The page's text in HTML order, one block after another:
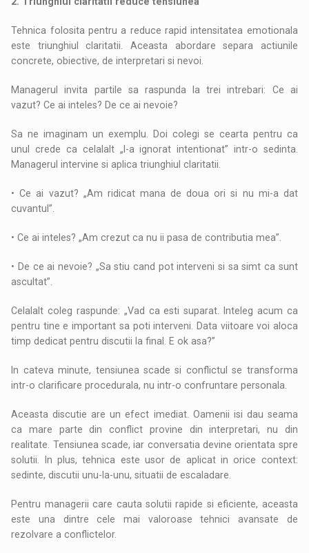
Tehnica folosita pentru a reduce rapid intensitatea emotionala
este triunghiul claritatii. Aceasta abordare separa actiunile
concrete, obiective, de interpretari si nevoi.
Managerul invita partile sa raspunda la trei intrebari: Ce ai
vazut? Ce ai inteles? De ce ai nevoie?
Sa ne imaginam un exemplu. Doi colegi se cearta pentru ca
unul crede ca celalalt „l-a ignorat intentionat” intr-o sedinta.
Managerul intervine si aplica triunghiul claritatii.
• Ce ai vazut? „Am ridicat mana de doua ori si nu mi-a dat
cuvantul”.
• Ce ai inteles? „Am crezut ca nu ii pasa de contributia mea”.
• De ce ai nevoie? „Sa stiu cand pot interveni si sa simt ca sunt
ascultat”.
Celalalt coleg raspunde: „Vad ca esti suparat. Inteleg acum ca
pentru tine e important sa poti interveni. Data viitoare voi aloca
timp dedicat pentru discutii la final. E ok asa?”
In cateva minute, tensiunea scade si conflictul se transforma
intr-o clarificare procedurala, nu intr-o confruntare personala.
Aceasta discutie are un efect imediat. Oamenii isi dau seama
ca mare parte din conflict provine din interpretari, nu din
realitate. Tensiunea scade, iar conversatia devine orientata spre
solutii. In plus, tehnica este usor de aplicat in orice context:
sedinte, discutii unu-la-unu, situatii de escaladare.
Pentru managerii care cauta solutii rapide si eficiente, aceasta
este una dintre cele mai valoroase tehnici avansate de
rezolvare a conflictelor.